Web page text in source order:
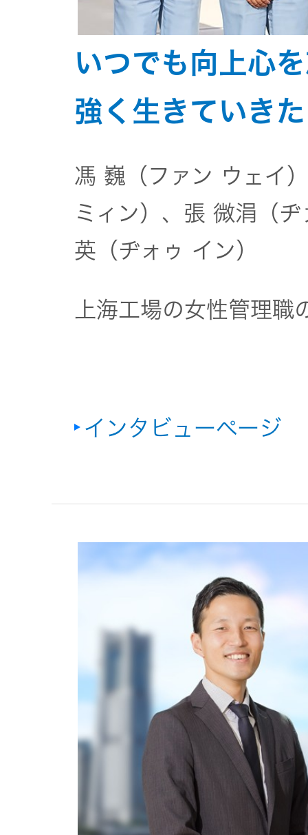
いつでも向上心
強く生きていき
馮 巍（ファン ウェイ
ミィン）、張 微涓（
英（ヂォゥ イン）
上海工場の女性管理
インタビューページ